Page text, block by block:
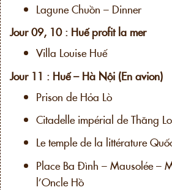
Lagune Chuồn – Dinner
Jour 09, 10 : Huế profit la mer
Villa Louise Huế
Jour 11 : Huế – Hà Nội (En avion)
Prison de Hỏa Lò
Citadelle impérial de Thăng
Le temple de la littérature
Place Ba Đình – Mausolée –
l’Oncle Hồ